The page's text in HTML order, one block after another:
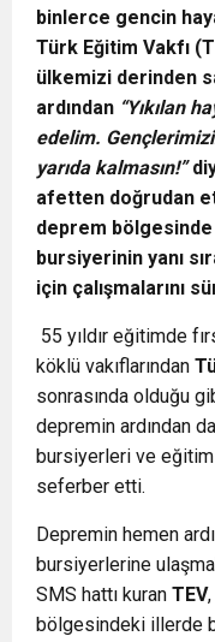
binlerce gencin
Türk Eğitim Vakfı
ülkemizi derinden
ardından “Yıkılan
edelim.
yarıda kalmasın!”
afetten doğrudan
deprem
bursiyerinin yanı
için çalışmalarını
55 yıldır eğitimde
köklü vakıflarından
sonrasında olduğu
depremin ardından
bursiyerleri ve
seferber etti.
Depremin hemen
bursiyerlerine
SMS hattı kuran TEV
bölgesindeki illerde